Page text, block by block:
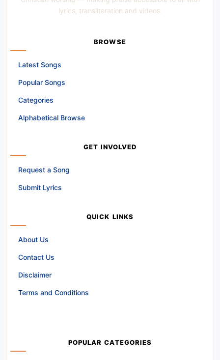
lyrics, transliteration and videos.
BROWSE
Latest Songs
Popular Songs
Categories
Alphabetical Browse
GET INVOLVED
Request a Song
Submit Lyrics
QUICK LINKS
About Us
Contact Us
Disclaimer
Terms and Conditions
POPULAR CATEGORIES